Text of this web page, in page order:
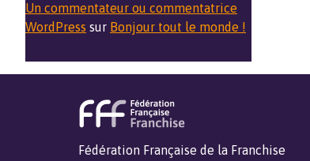
Un commentateur ou commentatrice
WordPress sur Bonjour tout le monde !
Fédération Française de la Franchise